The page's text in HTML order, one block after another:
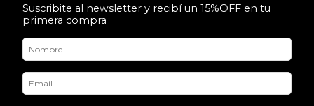
Suscribite al newsletter y recibí un 15%OFF en tu
primera compra